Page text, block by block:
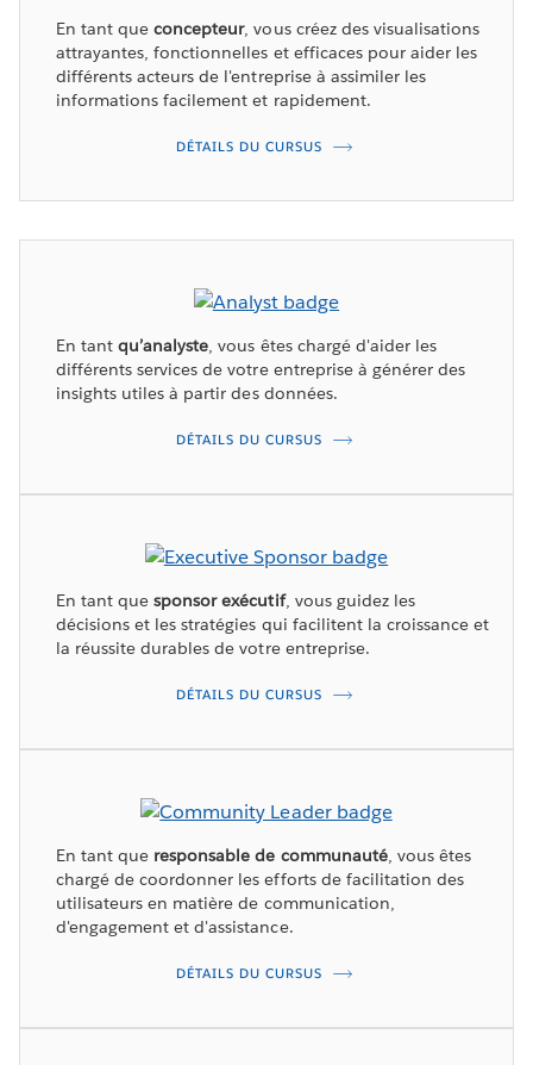
En tant queconcepteur, vous créez des visualisations
attrayantes, fonctionnelles et efficaces pour aider les
différents acteurs de l'entreprise à assimiler les
informations facilement et rapidement.
DÉTAILS DU CURSUS
En tantqu’analyste, vous êtes chargé d'aider les
différents services de votre entreprise à générer des
insights utiles à partir des données.
DÉTAILS DU CURSUS
En tant quesponsor exécutif, vous guidez les
décisions et les stratégies qui facilitent la croissance et
la réussite durables de votre entreprise.
DÉTAILS DU CURSUS
En tant que responsable de communauté, vous êtes
chargé de coordonner les efforts de facilitation des
utilisateurs en matière de communication,
d'engagement et d'assistance.
DÉTAILS DU CURSUS